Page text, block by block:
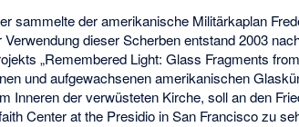
sammelte der amerikanische Militärkaplan
Verwendung dieser Scherben entstand 2003
„Remembered Light: Glass Fragments
und aufgewachsenen amerikanischen
Inneren der verwüsteten Kirche, soll an den
Center at the Presidio in San Francisco zu